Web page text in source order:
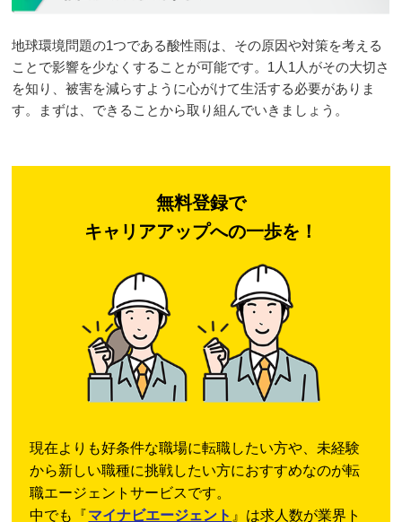
地球環境問題の1つである酸性雨は、その原因や対策を考える
ことで影響を少なくすることが可能です。1人1人がその大切さ
を知り、被害を減らすように心がけて生活する必要がありま
す。まずは、できることから取り組んでいきましょう。
無料登録で
キャリアアップへの一歩を！
現在よりも好条件な職場に転職したい方や、未経験
から新しい職種に挑戦したい方におすすめなのが転
職エージェントサービスです。
中でも『マイナビエージェント 』は求人数が業界ト